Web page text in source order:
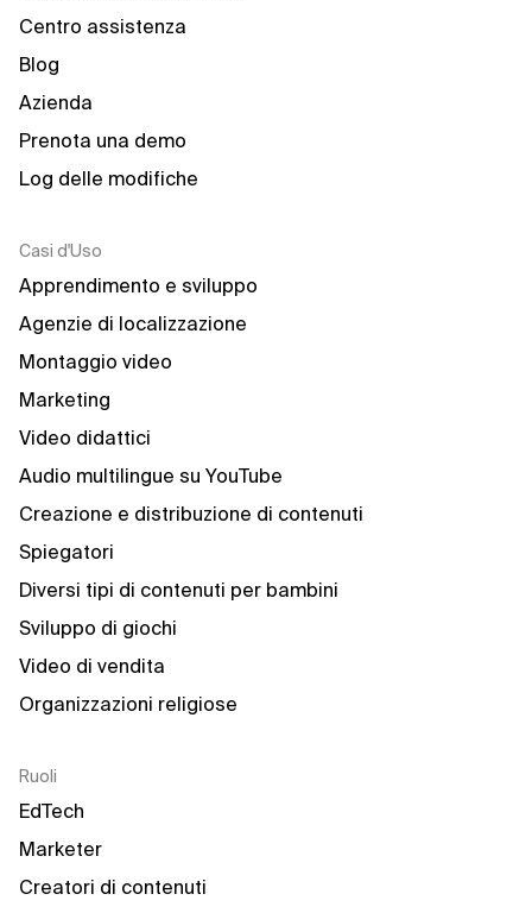
Centro assistenza
Blog
Azienda
Prenota una demo
Log delle modifiche
Casi d'Uso
Apprendimento e sviluppo
Agenzie di localizzazione
Montaggio video
Marketing
Video didattici
Audio multilingue su YouTube
Creazione e distribuzione di contenuti
Spiegatori
Diversi tipi di contenuti per bambini
Sviluppo di giochi
Video di vendita
Organizzazioni religiose
Ruoli
EdTech
Marketer
Creatori di contenuti